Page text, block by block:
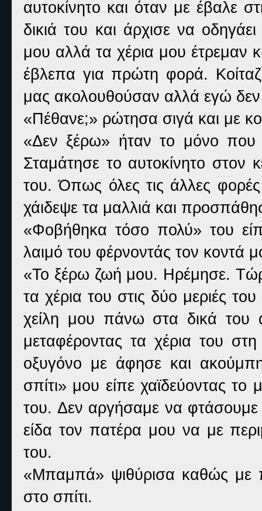
αυτοκίνητο και όταν με έβαλε
δικιά του και άρχισε να
μου αλλά τα χέρια μου έτρεμαν
έβλεπα για πρώτη φορά.
μας ακολουθούσαν αλλά εγώ
«Πέθανε;» ρώτησα σιγά και με
«Δεν ξέρω» ήταν το μόνο που
Σταμάτησε το αυτοκίνητο στον
του. Όπως όλες τις άλλες
χάιδεψε τα μαλλιά και
«Φοβήθηκα τόσο πολύ» του
λαιμό του φέρνοντάς τον κοντά
«Το ξέρω ζωή μου. Ηρέμησε.
τα χέρια του στις δύο μεριές
χείλη μου πάνω στα δικά του
μεταφέροντας τα χέρια του
οξυγόνο με άφησε και
σπίτι» μου είπε χαϊδεύοντας το
του. Δεν αργήσαμε να
είδα τον πατέρα μου να με
του.
«Μπαμπά» ψιθύρισα καθώς με
στο σπίτι.